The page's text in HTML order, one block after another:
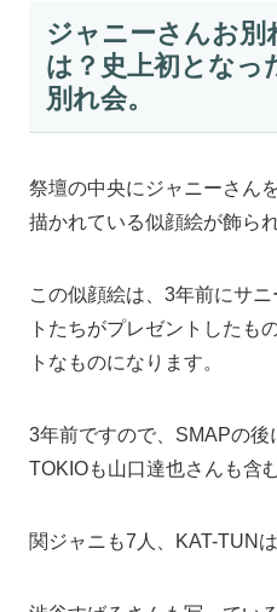
ジャニーさんお別
は？史上初となっ
別れ会。
祭壇の中央にジャニーさん
描かれている似顔絵が飾ら
この似顔絵は、3年前にサ
トたちがプレゼントしたも
トなものになります。
3年前ですので、SMAPの後
TOKIOも山口達也さんも含
関ジャニも7人、KAT-TUNは